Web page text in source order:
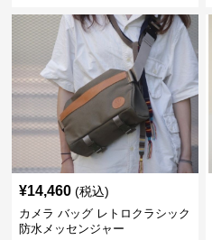
¥14,460 (税込)
カメラ バッグ レトロクラシック
防水メッセンジャー